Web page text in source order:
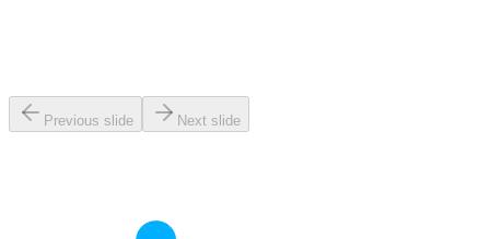
Previous slide Next slide